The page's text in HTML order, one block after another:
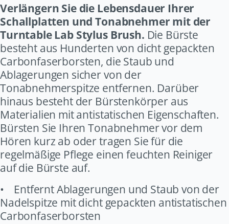
Verlängern Sie die Lebensdauer Ihrer
Schallplatten und Tonabnehmer mit der
Turntable Lab Stylus Brush. Die Bürste
besteht aus Hunderten von dicht gepackten
Carbonfaserborsten, die Staub und
Ablagerungen sicher von der
Tonabnehmerspitze entfernen. Darüber
hinaus besteht der Bürstenkörper aus
Materialien mit antistatischen Eigenschaften.
Bürsten Sie Ihren Tonabnehmer vor dem
Hören kurz ab oder tragen Sie für die
regelmäßige Pflege einen feuchten Reiniger
auf die Bürste auf.
•
Entfernt Ablagerungen und Staub von der
Nadelspitze mit dicht gepackten antistatischen
Carbonfaserborsten